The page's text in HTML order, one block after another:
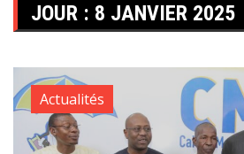
JOUR : 8 JANVIER 2025
Actualités